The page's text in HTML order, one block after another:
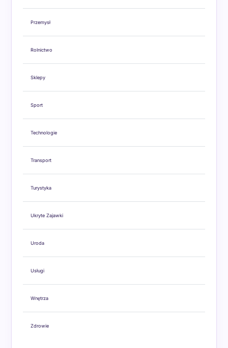
Przemysł
Rolnictwo
Sklepy
Sport
Technologie
Transport
Turystyka
Ukryte Zajawki
Uroda
Usługi
Wnętrza
Zdrowie